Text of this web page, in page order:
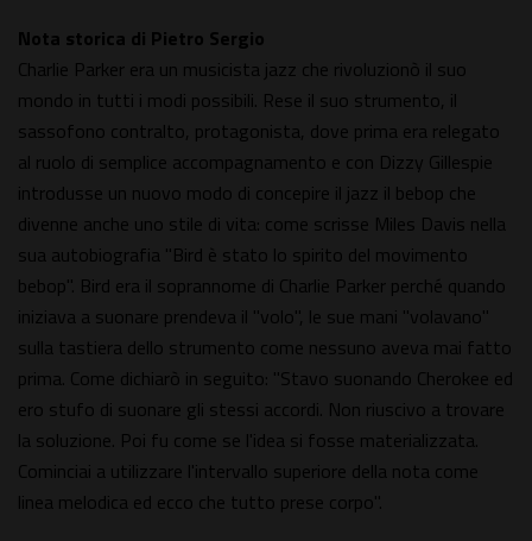
Nota storica di Pietro Sergio
Charlie Parker era un musicista jazz che rivoluzionò il suo
mondo in tutti i modi possibili. Rese il suo strumento, il
sassofono contralto, protagonista, dove prima era relegato
al ruolo di semplice accompagnamento e con Dizzy Gillespie
introdusse un nuovo modo di concepire il jazz il bebop che
divenne anche uno stile di vita: come scrisse Miles Davis nella
sua autobiografia "Bird è stato lo spirito del movimento
bebop". Bird era il soprannome di Charlie Parker perché quando
iniziava a suonare prendeva il "volo", le sue mani "volavano"
sulla tastiera dello strumento come nessuno aveva mai fatto
prima. Come dichiarò in seguito: "Stavo suonando Cherokee ed
ero stufo di suonare gli stessi accordi. Non riuscivo a trovare
la soluzione. Poi fu come se l'idea si fosse materializzata.
Cominciai a utilizzare l'intervallo superiore della nota come
linea melodica ed ecco che tutto prese corpo".